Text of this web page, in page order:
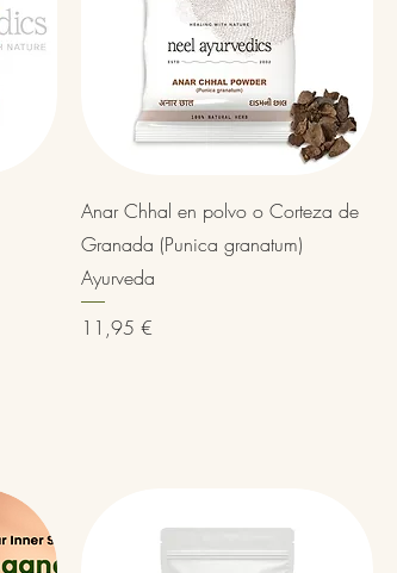
Vista rápida
Anar Chhal en polvo o Corteza de
Granada (Punica granatum)
Ayurveda
Precio
11,95 €